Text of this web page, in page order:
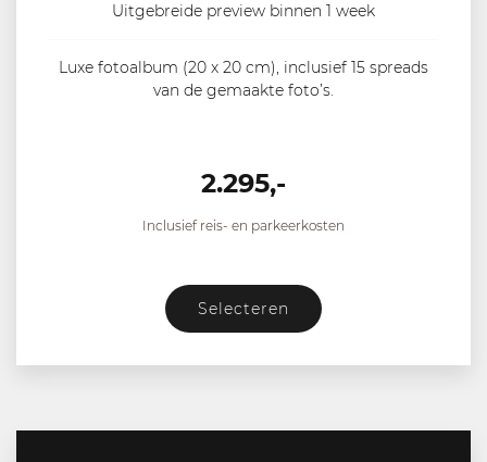
Uitgebreide preview binnen 1 week
Luxe fotoalbum (20 x 20 cm), inclusief 15 spreads
van de gemaakte foto’s.
2.295,-
Inclusief reis- en parkeerkosten
Selecteren